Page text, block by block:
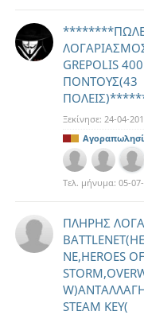
GREPOLIS
ΠΟΝΤΟΥΣ(43
Ξεκίνησε: 24-04-
Τελ. μήνυμα: 05-
ΠΛΗΡΗΣ
NE,HEROES
STEAM KEY(